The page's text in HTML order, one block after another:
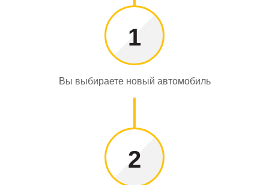
1
Вы выбираете новый автомобиль
2